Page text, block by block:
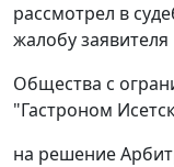
рассмотрел в
жалобу заявителя
Общества с
"Гастроном
на решение